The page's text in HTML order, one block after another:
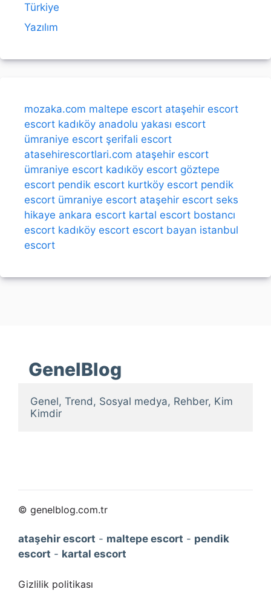
Türkiye
Yazılım
mozaka.com maltepe escort ataşehir escort
escort kadıköy anadolu yakası escort
ümraniye escort şerifali escort
atasehirescortlari.com ataşehir escort
ümraniye escort kadıköy escort göztepe
escort pendik escort kurtköy escort pendik
escort ümraniye escort ataşehir escort seks
hikaye ankara escort kartal escort bostancı
escort kadıköy escort escort bayan istanbul
escort
GenelBlog
Genel, Trend, Sosyal medya, Rehber, Kim
Kimdir
© genelblog.com.tr
ataşehir escort - maltepe escort - pendik
escort - kartal escort
Gizlilik politikası